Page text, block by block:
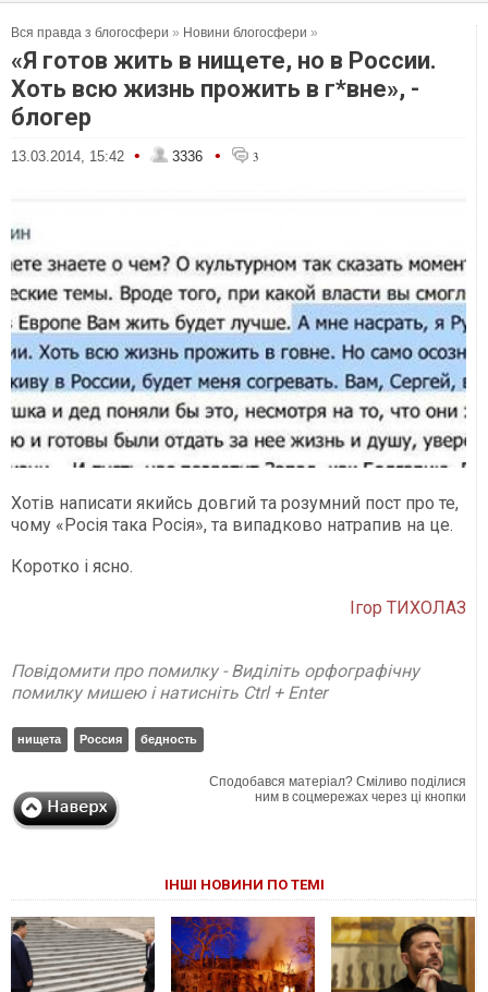
Вся правда з блогосфери » Новини блогосфери »
«Я готов жить в нищете, но в России.
Хоть всю жизнь прожить в г*вне», -
блогер
13.03.2014, 15:42 • 3336 • 3
Хотів написати якийсь довгий та розумний пост про те,
чому «Росія така Росія», та випадково натрапив на це.
Коротко і ясно.
Ігор ТИХОЛАЗ
Повідомити про помилку - Виділіть орфографічну
помилку мишею і натисніть Ctrl + Enter
нищета Россия бедность
Сподобався матеріал? Сміливо поділися
ним в соцмережах через ці кнопки
ІНШІ НОВИНИ ПО ТЕМІ